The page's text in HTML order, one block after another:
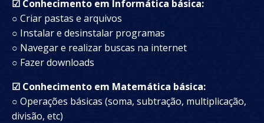
☑ Conhecimento em Informática básica:
○ Criar pastas e arquivos
○ Instalar e desinstalar programas
○ Navegar e realizar buscas na internet
○ Fazer downloads
☑ Conhecimento em Matemática básica:
○ Operações básicas (soma, subtração, multiplicação,
divisão, etc)